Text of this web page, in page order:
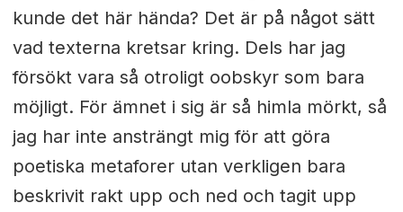
kunde det här hända? Det är på något sätt
vad texterna kretsar kring. Dels har jag
försökt vara så otroligt oobskyr som bara
möjligt. För ämnet i sig är så himla mörkt, så
jag har inte ansträngt mig för att göra
poetiska metaforer utan verkligen bara
beskrivit rakt upp och ned och tagit upp